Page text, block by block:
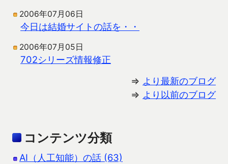
2006年07月06日
今日は結婚サイトの話を・・
2006年07月05日
702シリーズ情報修正
⇒ より最新のブログ
⇒ より以前のブログ
コンテンツ分類
AI（人工知能）の話 (63)